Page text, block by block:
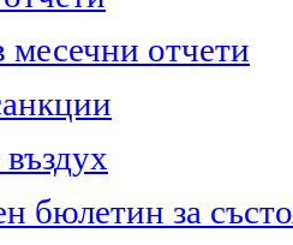
отчети
бюлетин за